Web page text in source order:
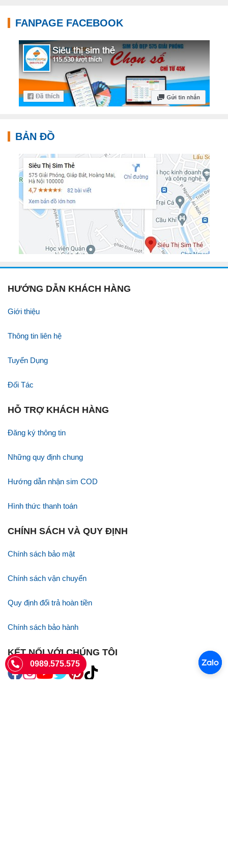
FANPAGE FACEBOOK
BẢN ĐỒ
HƯỚNG DẪN KHÁCH HÀNG
Giới thiệu
Thông tin liên hệ
Tuyển Dụng
Đối Tác
HỖ TRỢ KHÁCH HÀNG
Đăng ký thông tin
Những quy định chung
Hướng dẫn nhận sim COD
Hình thức thanh toán
CHÍNH SÁCH VÀ QUY ĐỊNH
Chính sách bảo mật
Chính sách vận chuyển
Quy định đổi trả hoàn tiền
Chính sách bảo hành
KẾT NỐI VỚI CHÚNG TÔI
0989.575.575